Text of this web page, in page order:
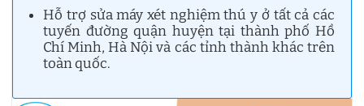
Hỗ trợ sửa máy xét nghiệm thú y ở tất cả các
tuyến đường quận huyện tại thành phố Hồ
Chí Minh, Hà Nội và các tỉnh thành khác trên
toàn quốc.